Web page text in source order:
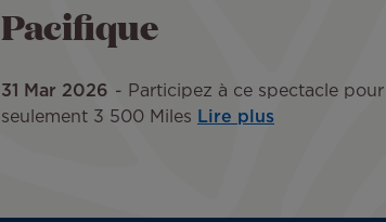
Pacifique
31 Mar 2026
Participez à ce spectacle pour
seulement 3 500 Miles Lire plus